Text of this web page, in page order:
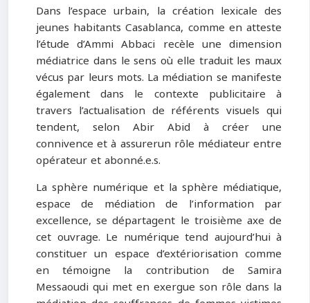
Dans l’espace urbain, la création lexicale des
jeunes habitants Casablanca, comme en atteste
l’étude d’Ammi Abbaci recèle une dimension
médiatrice dans le sens où elle traduit les maux
vécus par leurs mots. La médiation se manifeste
également dans le contexte publicitaire à
travers l’actualisation de référents visuels qui
tendent, selon Abir Abid à créer une
connivence et à assurerun rôle médiateur entre
opérateur et abonné.e.s.
La sphère numérique et la sphère médiatique,
espace de médiation de l’information par
excellence, se départagent le troisième axe de
cet ouvrage. Le numérique tend aujourd’hui à
constituer un espace d’extériorisation comme
en témoigne la contribution de Samira
Messaoudi qui met en exergue son rôle dans la